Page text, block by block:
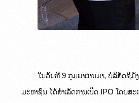
ໃນວັນທີ 9 ກຸມພາຜ່ານມາ, ບໍລິສັດຊີມັ
ມະຫາຊົນ ໄດ້ສຳເລັດການເປີດ IPO ໂດຍ